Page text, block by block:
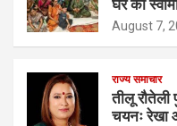
घर का
August 7,
राज्य समाचार
तीलू रौतेली
चयनः रेखा